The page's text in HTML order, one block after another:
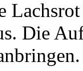
Die